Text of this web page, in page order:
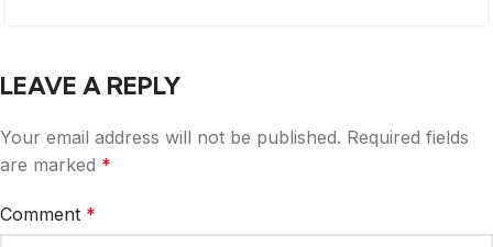
LEAVE A REPLY
Your email address will not be published. Required fields
are marked *
Comment *